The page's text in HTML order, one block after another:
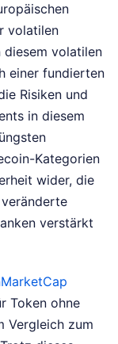
volatilen
diesem volatilen
einer fundierten
Risiken und
in diesem
Kategorien
wider, die
verstärkt
Token ohne
Vergleich zum